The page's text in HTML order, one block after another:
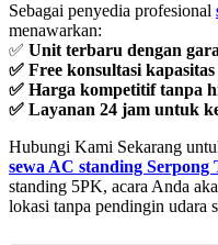
Sebagai penyedia profesional
menawarkan:
✅ Unit terbaru dengan
✅ Free konsultasi
✅ Harga kompetitif tanpa
✅ Layanan 24 jam untuk
Hubungi Kami Sekarang
sewa AC standing Serpong
standing 5PK, acara Anda
lokasi tanpa pendingin udara